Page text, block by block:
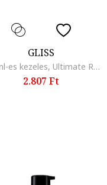
GLISS
200 ml-es kezeles, Ultimate Repair
2.807 Ft